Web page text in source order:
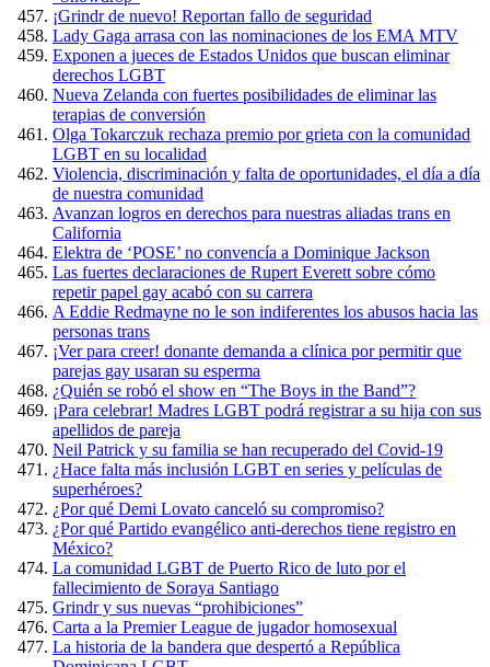
¡Grindr de nuevo! Reportan fallo de seguridad
Lady Gaga arrasa con las nominaciones de los EMA MTV
Exponen a jueces de Estados Unidos que buscan eliminar
derechos LGBT
Nueva Zelanda con fuertes posibilidades de eliminar las
terapias de conversión
Olga Tokarczuk rechaza premio por grieta con la comunidad
LGBT en su localidad
Violencia, discriminación y falta de oportunidades, el día a día
de nuestra comunidad
Avanzan logros en derechos para nuestras aliadas trans en
California
Elektra de ‘POSE’ no convencía a Dominique Jackson
Las fuertes declaraciones de Rupert Everett sobre cómo
repetir papel gay acabó con su carrera
A Eddie Redmayne no le son indiferentes los abusos hacia las
personas trans
¡Ver para creer! donante demanda a clínica por permitir que
parejas gay usaran su esperma
¿Quién se robó el show en “The Boys in the Band”?
¡Para celebrar! Madres LGBT podrá registrar a su hija con sus
apellidos de pareja
Neil Patrick y su familia se han recuperado del Covid-19
¿Hace falta más inclusión LGBT en series y películas de
superhéroes?
¿Por qué Demi Lovato canceló su compromiso?
¿Por qué Partido evangélico anti-derechos tiene registro en
México?
La comunidad LGBT de Puerto Rico de luto por el
fallecimiento de Soraya Santiago
Grindr y sus nuevas “prohibiciones”
Carta a la Premier League de jugador homosexual
La historia de la bandera que despertó a República